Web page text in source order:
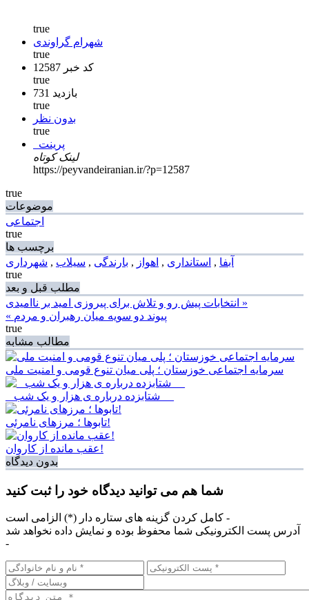
true
شهرام گراوندی
true
کد خبر 12587
true
731 بازدید
true
بدون نظر
true
پرینت
لینک کوتاه
https://peyvandeiranian.ir/?p=12587
true
موضوعات
اجتماعی
true
برچسب ها
آبفا , استانداری , اهواز , بارندگی , سیلاب , شهرداری
true
مطلب قبل و بعد
انتخابات پیش رو و تلاش برای پیروزی امید بر ناامیدی »
« پیوند دو سویه میان رهبران و مردم
true
مطالب مشابه
سرمایه اجتماعی خوزستان ؛ پلی میان تنوع قومی و امنیت ملی
تابوها ؛ مرزهای نامرئی!
عقب مانده از کاروان!
بدون دیدگاه
شما هم می توانید دیدگاه خود را ثبت کنید
کامل کردن گزینه های ستاره دار (*) الزامی است -
آدرس پست الکترونیکی شما محفوظ بوده و نمایش داده نخواهد شد
-